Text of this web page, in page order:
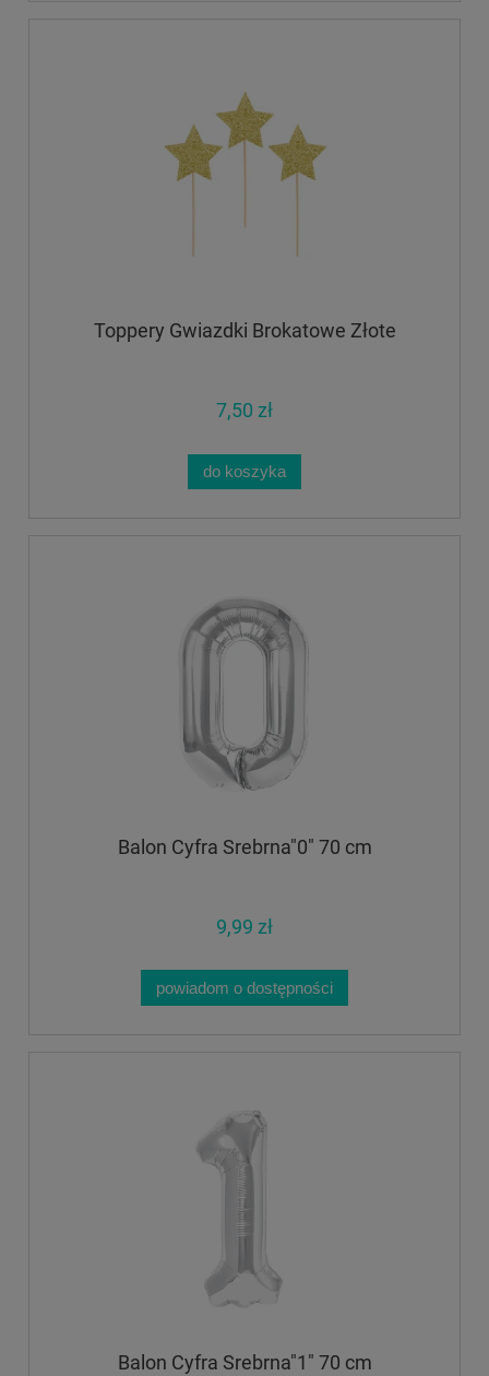
Toppery Gwiazdki Brokatowe Złote
7,50 zł
do koszyka
Balon Cyfra Srebrna"0" 70 cm
9,99 zł
powiadom o dostępności
Balon Cyfra Srebrna"1" 70 cm